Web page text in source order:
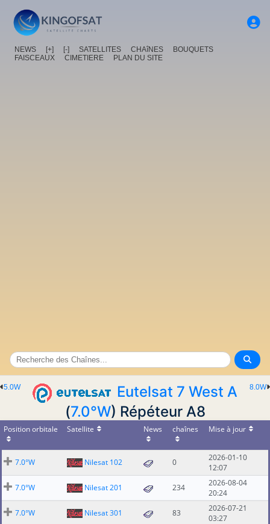
NEWS [+] [-] SATELLITES CHAîNES
BOUQUETS
FAISCEAUX
CIMETIERE PLAN DU SITE
8.0W
5.0W
Eutelsat 7 West A
(7.0°W) Répéteur A8
Position orbitale Satellite News chaînes Mise à jour
7.0°W Nilesat 102 0
2026-01-10
12:07
7.0°W
Nilesat 201 234
2026-08-04
20:24
7.0°W
Nilesat 301 83
2026-07-21
03:27